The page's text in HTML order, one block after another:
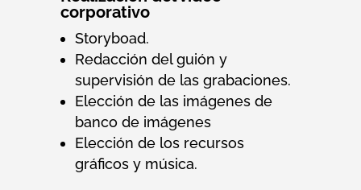
corporativo
Storyboad.
Redacción del guión y
supervisión de las grabaciones.
Elección de las imágenes de
banco de imágenes
Elección de los recursos
gráficos y música.